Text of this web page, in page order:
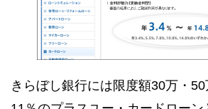
きらぼし銀行には限度額30万・50